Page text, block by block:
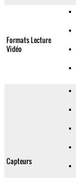
Formats Lecture
Vidéo
Capteurs